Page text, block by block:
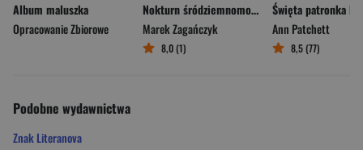
Album maluszka
Opracowanie Zbiorowe
Nokturn śródziemnomorski
Marek Zagańczyk
8,0 (1)
Ann Patchett
8,5 (77)
Podobne wydawnictwa
Znak Literanova